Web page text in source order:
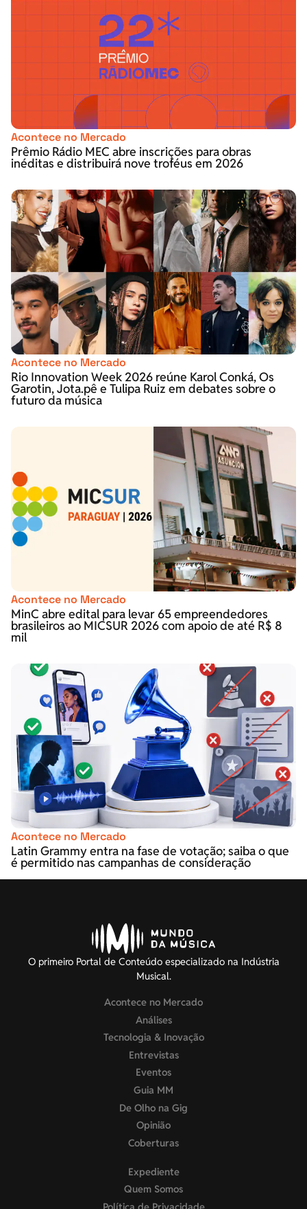
Acontece no Mercado
Prêmio Rádio MEC abre inscrições para obras
inéditas e distribuirá nove troféus em 2026
Acontece no Mercado
Rio Innovation Week 2026 reúne Karol Conká, Os
Garotin, Jota.pê e Tulipa Ruiz em debates sobre o
futuro da música
Acontece no Mercado
MinC abre edital para levar 65 empreendedores
brasileiros ao MICSUR 2026 com apoio de até R$ 8
mil
Acontece no Mercado
Latin Grammy entra na fase de votação; saiba o que
é permitido nas campanhas de consideração
O primeiro Portal de Conteúdo especializado na Indústria
Musical.
Acontece no Mercado
Análises
Tecnologia & Inovação
Entrevistas
Eventos
Guia MM
De Olho na Gig
Opinião
Coberturas
Expediente
Quem Somos